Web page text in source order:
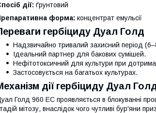
дії: ґрунтовий
форма: концентрат емульсії
гербіциду Дуал Голд
Надзвичайно тривалий захисний період
Ідеальний партнер для бакових сумішей.
Нефітотоксичний для культури при
Застосовується на багатьох культурах.
дії гербіциду Дуал
Голд 960 ЕС проявляється в блокуванні
мітозу, внаслідок чого чутливі бур'яни